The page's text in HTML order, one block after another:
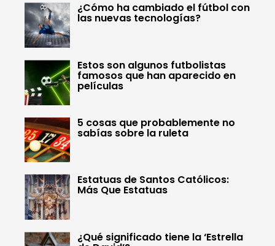
¿Cómo ha cambiado el fútbol con
las nuevas tecnologías?
Estos son algunos futbolistas
famosos que han aparecido en
películas
5 cosas que probablemente no
sabías sobre la ruleta
Estatuas de Santos Católicos:
Más Que Estatuas
¿Qué significado tiene la ‘Estrella